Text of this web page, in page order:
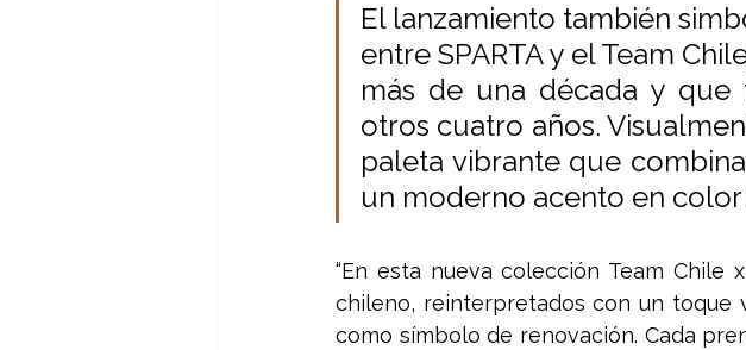
El lanzamiento también
entre SPARTA y el Team
más de una década y
otros cuatro años.
paleta vibrante que
un moderno acento en color
“En esta nueva colección Team Chile
chileno, reinterpretados con un toque
como símbolo de renovación. Cada